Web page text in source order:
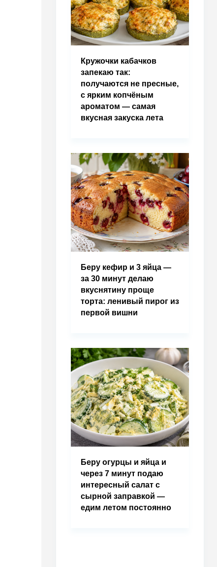
Кружочки кабачков
запекаю так:
получаются не пресные,
с ярким копчёным
ароматом — самая
вкусная закуска лета
Беру кефир и 3 яйца —
за 30 минут делаю
вкуснятину проще
торта: ленивый пирог из
первой вишни
Беру огурцы и яйца и
через 7 минут подаю
интересный салат с
сырной заправкой —
едим летом постоянно